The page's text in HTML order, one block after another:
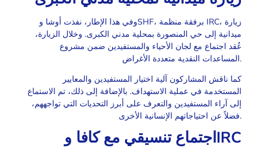
وفي هذا الإطار، نفذت أوشا وSHF، برفقة منظمة IRC، زيارة
ميدانية إلى حي المنصورة بمحلية مدني الكبرى. وخلال الزيارة،
عُقد اجتماع مع لجان الأحياء والمستفيدين ضمن مشروع
المساعدات النقدية متعددة الأغراض.
كما ناقش المشاركون آلية اختيار المستفيدين والمعايير
المستخدمة في عملية الاستهداف. بالإضافة إلى ذلك، تم الاستماع
إلى آراء المستفيدين والتعرف على أبرز التحديات التي تواجههم،
فضلاً عن احتياجاتهم الإنسانية الأخرى.
اجتماع تنسيقي مع كافا وIRC